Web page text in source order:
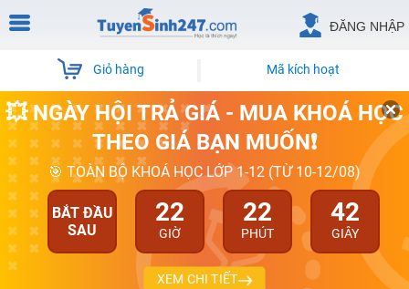
ĐĂNG NHẬP
Giỏ hàng Mã kích hoạt
💥 NGÀY HỘI TRẢ GIÁ - MUA KHOÁ HỌC
THEO GIÁ BẠN MUỐN❗
🎯 TOÀN BỘ KHOÁ HỌC LỚP 1-12 (TỪ 10-12/08)
BẮT ĐẦU
SAU
22
GIỜ
22
PHÚT
42
GIÂY
XEM CHI TIẾT